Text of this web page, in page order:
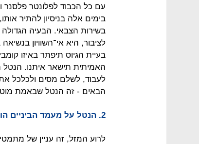
עם כל הכבוד לפלונטר
בימים אלה בניסיון להתיר
בשירות הצבאי. הבעיה הגדולה
לציבור, היא אי־השוויון
בעיית הגיוס תיפתר באיזו
האמיתית תישאר איתנו.
לעבוד, לשלם מסים ולכלכל
הבאים - זה הנטל שבאמת
2. הנטל על מעמד הביניים הולך לגדול משמעותית
לרוע המזל, זה עניין של